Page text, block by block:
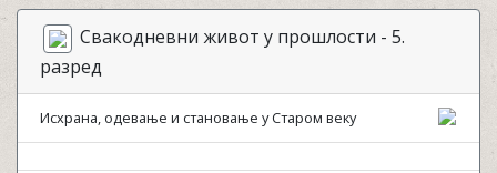
Свакодневни живот у прошлости - 5.
разред
Исхрана, одевање и становање у Старом веку